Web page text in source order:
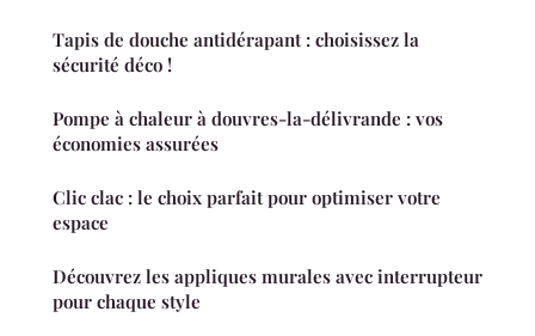
Tapis de douche antidérapant : choisissez la
sécurité déco !
Pompe à chaleur à douvres-la-délivrande : vos
économies assurées
Clic clac : le choix parfait pour optimiser votre
espace
Découvrez les appliques murales avec interrupteur
pour chaque style